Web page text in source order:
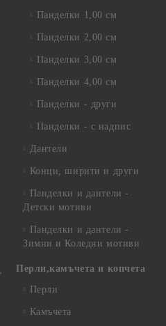
Панделки 1,00 см
Панделки 2,00 см
Панделки 3,00 см
Панделки 4,00 см
Панделки - други
Панделки - с надпис
Дантели
Конци, ширити и други
Панделки и дантели -
Детски мотиви
Панделки и дантели -
Зимни и Коледни мотиви
Перли,камъчета и копчета
Перли
Камъчета